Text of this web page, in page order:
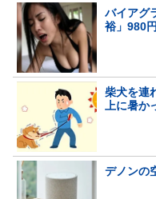
バイアグ
裕」980
柴犬を連
上に暑
デノンの